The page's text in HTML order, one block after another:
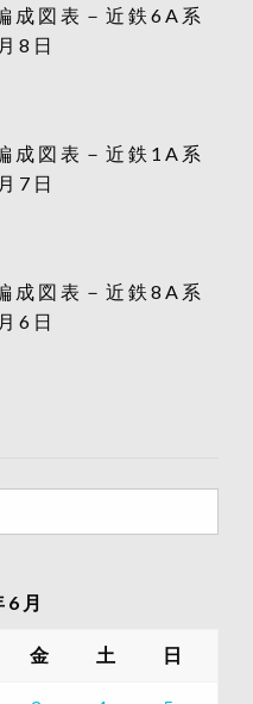
成図表－近鉄6A系
8日
成図表－近鉄1A系
7日
成図表－近鉄8A系
6日
月
金 土 日